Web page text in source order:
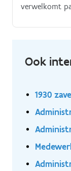
verwelkomt
informatie
passagiers
zorgt ervoor
voelen
collega's en
bieden en
te
Ook
1930